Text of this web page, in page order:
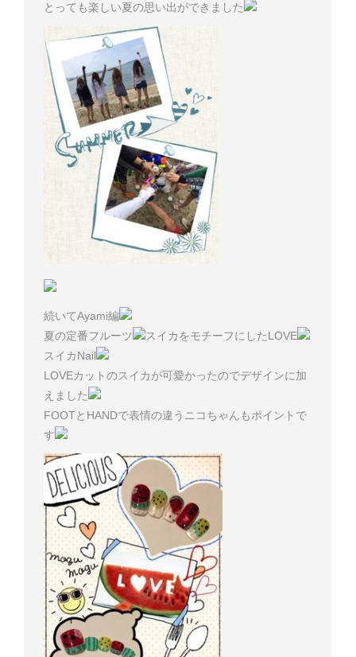
とっても楽しい夏の思い出ができました
続いてAyami編
夏の定番フルーツ
スイカをモチーフにしたLOVE
スイカNail
LOVEカットのスイカが可愛かったのでデザインに加
えました
FOOTとHANDで表情の違うニコちゃんもポイントで
す